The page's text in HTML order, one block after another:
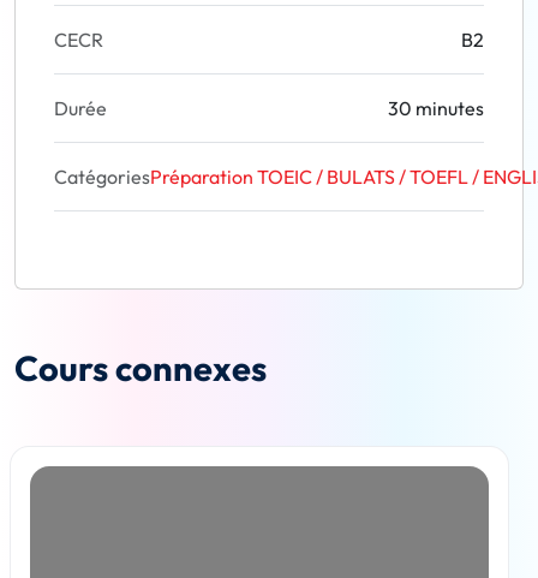
CECR B2
Durée 30 minutes
CatégoriesPréparation TOEIC / BULATS / TOEFL /
Cours connexes